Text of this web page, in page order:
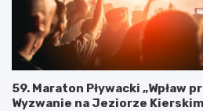
59. Maraton Pływacki „Wpław
Wyzwanie na Jeziorze Kierskim